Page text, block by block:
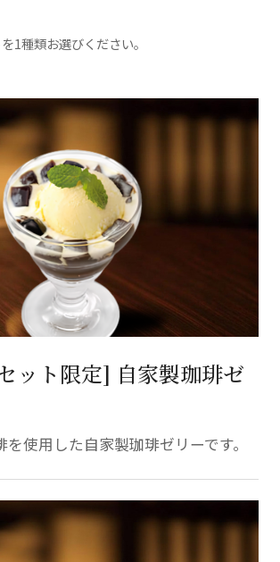
1種類お選びください。
ット限定] 自家製珈琲ゼ
使用した自家製珈琲ゼリーです。